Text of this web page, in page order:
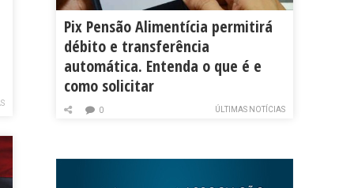
Pix Pensão Alimentícia permitirá
débito e transferência
automática. Entenda o que é e
como solicitar
ÚLTIMAS NOTÍCIAS
0